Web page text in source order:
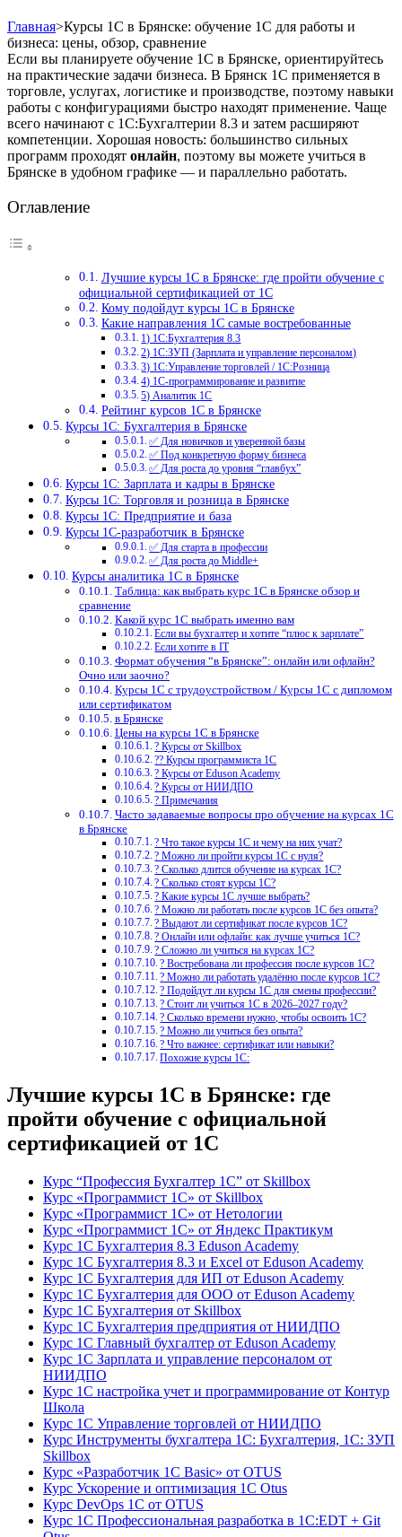
Главная>Курсы 1С в Брянске: обучение 1С для работы и
бизнеса: цены, обзор, сравнение
Если вы планируете обучение 1С в Брянске, ориентируйтесь
на практические задачи бизнеса. В Брянск 1С применяется в
торговле, услугах, логистике и производстве, поэтому навыки
работы с конфигурациями быстро находят применение. Чаще
всего начинают с 1С:Бухгалтерии 8.3 и затем расширяют
компетенции. Хорошая новость: большинство сильных
программ проходят онлайн, поэтому вы можете учиться в
Брянске в удобном графике — и параллельно работать.
Оглавление
Лучшие курсы 1С в Брянске: где пройти обучение с
официальной сертификацией от 1С
Кому подойдут курсы 1С в Брянске
Какие направления 1С самые востребованные
1) 1С:Бухгалтерия 8.3
2) 1С:ЗУП (Зарплата и управление персоналом)
3) 1С:Управление торговлей / 1С:Розница
4) 1С-программирование и развитие
5) Аналитик 1С
Рейтинг курсов 1С в Брянске
Курсы 1С: Бухгалтерия в Брянске
✅ Для новичков и уверенной базы
✅ Под конкретную форму бизнеса
✅ Для роста до уровня “главбух”
Курсы 1С: Зарплата и кадры в Брянске
Курсы 1С: Торговля и розница в Брянске
Курсы 1С: Предприятие и база
Курсы 1С-разработчик в Брянске
✅ Для старта в профессии
✅ Для роста до Middle+
Курсы аналитика 1С в Брянске
Таблица: как выбрать курс 1С в Брянске обзор и
сравнение
Какой курс 1С выбрать именно вам
Если вы бухгалтер и хотите “плюс к зарплате”
Если хотите в IT
Формат обучения “в Брянске”: онлайн или офлайн?
Очно или заочно?
Курсы 1С с трудоустройством / Курсы 1С с дипломом
или сертификатом
в Брянске
Цены на курсы 1С в Брянске
? Курсы от Skillbox
?‍? Курсы программиста 1С
? Курсы от Eduson Academy
? Курсы от НИИДПО
? Примечания
Часто задаваемые вопросы про обучение на курсах 1С
в Брянске
? Что такое курсы 1С и чему на них учат?
? Можно ли пройти курсы 1С с нуля?
? Сколько длится обучение на курсах 1С?
? Сколько стоят курсы 1С?
? Какие курсы 1С лучше выбрать?
? Можно ли работать после курсов 1С без опыта?
? Выдают ли сертификат после курсов 1С?
? Онлайн или офлайн: как лучше учиться 1С?
? Сложно ли учиться на курсах 1С?
? Востребована ли профессия после курсов 1С?
? Можно ли работать удалённо после курсов 1С?
? Подойдут ли курсы 1С для смены профессии?
? Стоит ли учиться 1С в 2026–2027 году?
? Сколько времени нужно, чтобы освоить 1С?
? Можно ли учиться без опыта?
? Что важнее: сертификат или навыки?
Похожие курсы 1С:
Лучшие курсы 1С в Брянске: где
пройти обучение с официальной
сертификацией от 1С
Курс “Профессия Бухгалтер 1С” от Skillbox
Курс «Программист 1С» от Skillbox
Курс «Программист 1С» от Нетологии
Курс «Программист 1С» от Яндекс Практикум
Курс 1С Бухгалтерия 8.3 Eduson Academy
Курс 1С Бухгалтерия 8.3 и Excel от Eduson Academy
Курс 1С Бухгалтерия для ИП от Eduson Academy
Курс 1С Бухгалтерия для ООО от Eduson Academy
Курс 1С Бухгалтерия от Skillbox
Курс 1С Бухгалтерия предприятия от НИИДПО
Курс 1С Главный бухгалтер от Eduson Academy
Курс 1С Зарплата и управление персоналом от
НИИДПО
Курс 1С настройка учет и программирование от Контур
Школа
Курс 1С Управление торговлей от НИИДПО
Курс Инструменты бухгалтера 1С: Бухгалтерия, 1С: ЗУП
Skillbox
Курс «Разработчик 1С Basic» от OTUS
Курс Ускорение и оптимизация 1С Otus
Курс DevOps 1С от OTUS
Курс 1С Профессиональная разработка в 1С:EDT + Git